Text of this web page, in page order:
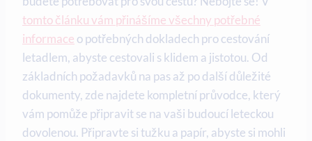
tomto článku vám přinášíme všechny potřebné
informace o potřebných dokladech pro cestování
letadlem, abyste cestovali s klidem a jistotou. Od
základních požadavků na pas až po další důležité
dokumenty, zde najdete kompletní průvodce, který
vám pomůže připravit se na vaši budoucí leteckou
dovolenou. Připravte si tužku a papír, abyste si mohli